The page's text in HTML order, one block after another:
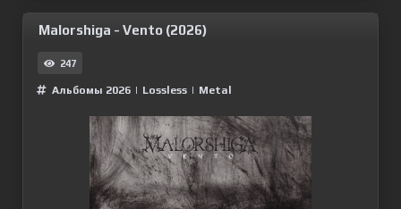
Malorshiga - Vento (2026)
247
Альбомы 2026 | Lossless | Metal